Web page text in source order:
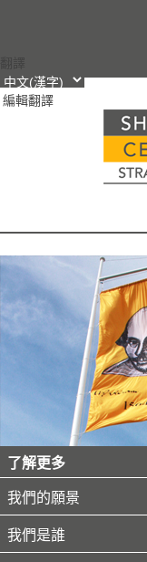
轉
到
編輯翻譯
了解更多
我們的願景
我們是誰